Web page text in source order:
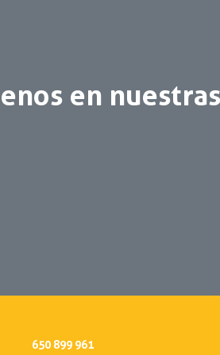
en
650 899 961